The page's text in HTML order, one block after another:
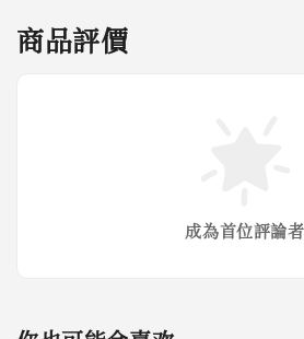
商品評價
成為首位評論者